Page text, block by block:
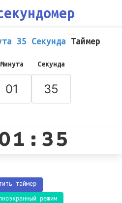
35 Секунда Таймер
Минута Секунда
таймер
режим